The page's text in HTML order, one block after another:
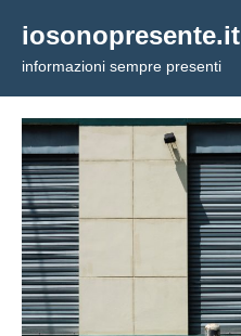
contenuto
iosonopresente.it
informazioni sempre presenti